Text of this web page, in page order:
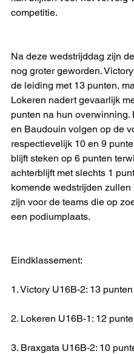
competitie.
Na deze wedstrijddag zijn
nog groter geworden.
de leiding met 13 punten,
Lokeren nadert gevaarlijk
punten na hun overwinning.
en Baudouin volgen op de
respectievelijk 10 en 9
blijft steken op 6 punten
achterblijft met slechts 1
komende wedstrijden zullen
zijn voor de teams die op
een podiumplaats.
Eindklassement:
1. Victory U16B-2: 13 punten
2. Lokeren U16B-1: 12
3. Braxgata U16B-2: 10